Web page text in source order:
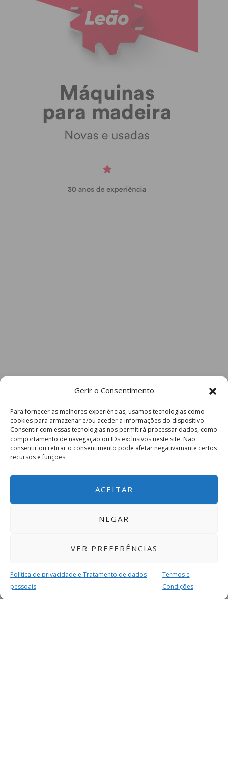
Gerir o Consentimento
Para fornecer as melhores experiências, usamos tecnologias como
cookies para armazenar e/ou aceder a informações do dispositivo.
Consentir com essas tecnologias nos permitirá processar dados, como
comportamento de navegação ou IDs exclusivos neste site. Não
consentir ou retirar o consentimento pode afetar negativamante certos
recursos e funções.
ACEITAR
NEGAR
VER PREFERÊNCIAS
Política de privacidade e Tratamento de dados
pessoais
Termos e
Condições